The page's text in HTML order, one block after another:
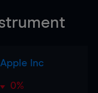
Apple Inc
0%